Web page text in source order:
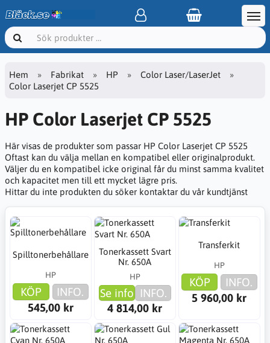
Hem Fabrikat HP
Color Laser/LaserJet
Color Laserjet CP 5525
HP Color Laserjet CP 5525
Här visas de produkter som passar HP Color Laserjet CP 5525
Oftast kan du välja mellan en kompatibel eller originalprodukt.
Väljer du en kompatibel icke original får du minst samma kvalitet
och kapacitet men till ett mycket lägre pris.
Hittar du inte produkten du söker kontaktar du vår kundtjänst
Spilltonerbehållare
HP
KÖP
INFO.
545,00 kr
Tonerkassett Svart
Nr. 650A
HP
Se info INFO.
4 814,00 kr
Transferkit
HP
KÖP
INFO.
5 960,00 kr